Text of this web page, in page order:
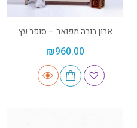
ארון בובה מפואר – סופר עץ
₪960.00